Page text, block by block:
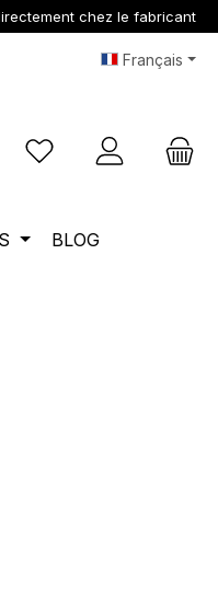
chez le fabricant
Français
Vous avez 0 articles
BLOG